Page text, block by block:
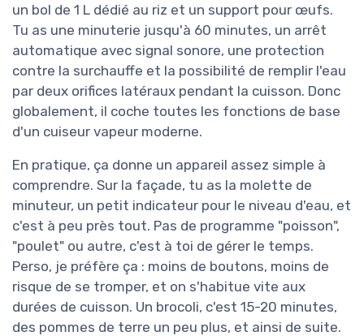
un bol de 1 L dédié au riz et un support pour œufs.
Tu as une minuterie jusqu'à 60 minutes, un arrêt
automatique avec signal sonore, une protection
contre la surchauffe et la possibilité de remplir l'eau
par deux orifices latéraux pendant la cuisson. Donc
globalement, il coche toutes les fonctions de base
d'un cuiseur vapeur moderne.
En pratique, ça donne un appareil assez simple à
comprendre. Sur la façade, tu as la molette de
minuteur, un petit indicateur pour le niveau d'eau, et
c'est à peu près tout. Pas de programme "poisson",
"poulet" ou autre, c'est à toi de gérer le temps.
Perso, je préfère ça : moins de boutons, moins de
risque de se tromper, et on s'habitue vite aux
durées de cuisson. Un brocoli, c'est 15-20 minutes,
des pommes de terre un peu plus, et ainsi de suite.